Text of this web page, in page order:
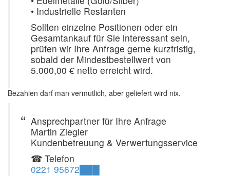
• Industrielle Restanten
Sollten einzelne Positionen oder ein
Gesamtankauf für Sie interessant sein,
prüfen wir Ihre Anfrage gerne kurzfristig,
sobald der Mindestbestellwert von
5.000,00 € netto erreicht wird.
Bezahlen darf man vermutlich, aber geliefert wird nix.
Ansprechpartner für Ihre Anfrage
Martin Ziegler
Kundenbetreuung & Verwertungsservice
☎ Telefon
0221 95672███